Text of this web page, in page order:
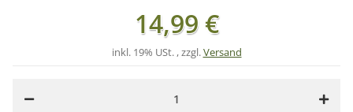
14,99 €
inkl. 19% USt. , zzgl.Versand